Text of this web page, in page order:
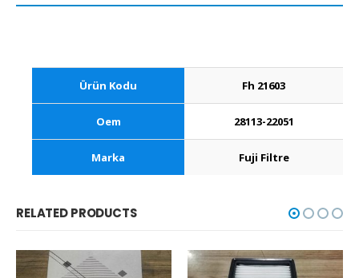
Ürün Kodu Fh 21603
Oem 28113-22051
Marka Fuji Filtre
RELATED PRODUCTS